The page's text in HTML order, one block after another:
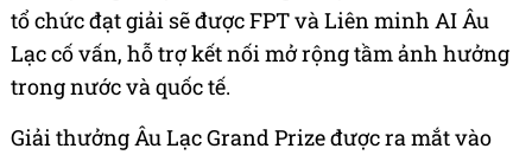
tổ chức đạt giải sẽ được FPT và Liên minh AI Âu
Lạc cố vấn, hỗ trợ kết nối mở rộng tầm ảnh hưởng
trong nước và quốc tế.
Giải thưởng Âu Lạc Grand Prize được ra mắt vào